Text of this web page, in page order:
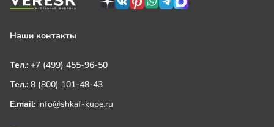
Наши контакты
Тел.: +7 (499) 455-96-50
Тел.: 8 (800) 101-48-43
E.mail: info@shkaf-kupe.ru